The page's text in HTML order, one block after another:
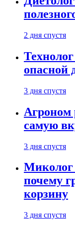
2 дня спустя
опасной
3 дня спустя
Агроном
самую
3 дня спустя
Миколог
почему
корзину
3 дня спустя